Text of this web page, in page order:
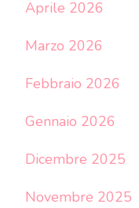
Aprile 2026
Marzo 2026
Febbraio 2026
Gennaio 2026
Dicembre 2025
Novembre 2025